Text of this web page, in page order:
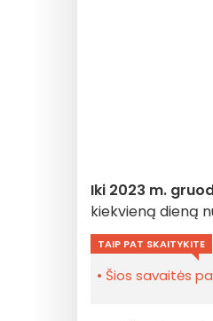
Iki 2023 m.
kiekvieną dieną
TAIP PAT SKAITYKITE
Šios savaitės